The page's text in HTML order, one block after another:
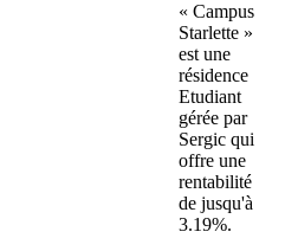
« Campus
Starlette »
est une
résidence
Etudiant
gérée par
Sergic qui
offre une
rentabilité
de jusqu'à
3.19%.